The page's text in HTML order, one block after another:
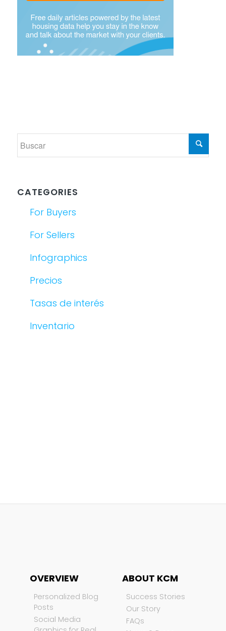
CATEGORIES
For Buyers
For Sellers
Infographics
Precios
Tasas de interés
Inventario
OVERVIEW
Personalized Blog
Posts
Social Media
ABOUT KCM
Success Stories
Our Story
FAQs